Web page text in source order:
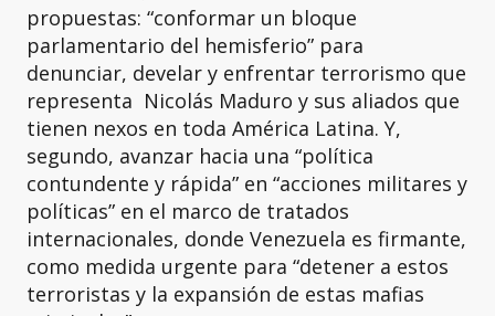
propuestas: “conformar un bloque
parlamentario del hemisferio” para
denunciar, develar y enfrentar terrorismo que
representa Nicolás Maduro y sus aliados que
tienen nexos en toda América Latina. Y,
segundo, avanzar hacia una “política
contundente y rápida” en “acciones militares y
políticas” en el marco de tratados
internacionales, donde Venezuela es firmante,
como medida urgente para “detener a estos
terroristas y la expansión de estas mafias